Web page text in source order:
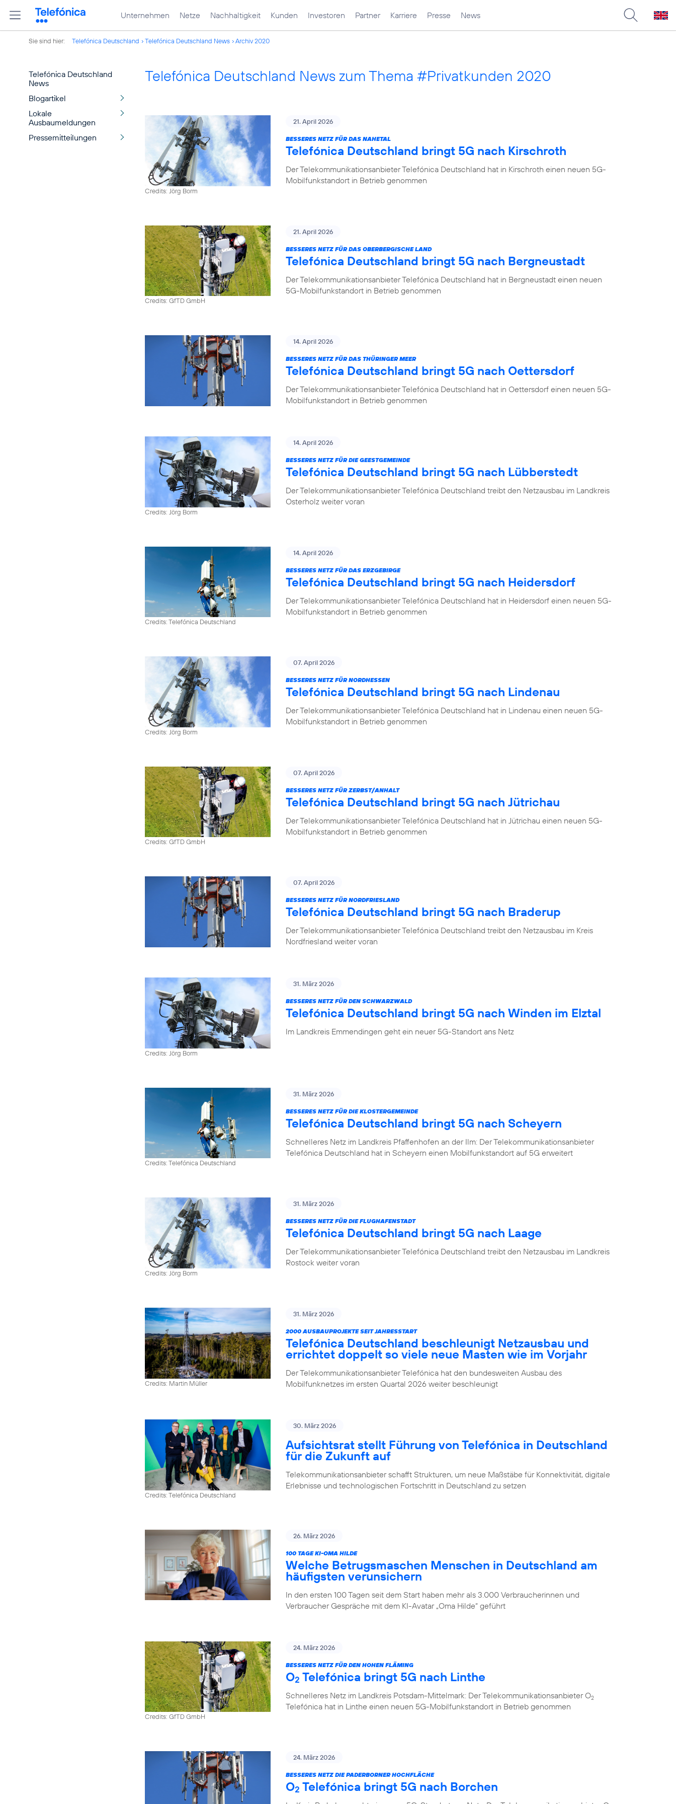
Unternehmen Netze Nachhaltigkeit Kunden Investoren Partner Karriere Presse News
Sie sind hier: Telefónica Deutschland Telefónica Deutschland News Archiv 2020
Telefónica Deutschland
News
Blogartikel
Lokale
Ausbaumeldungen
Pressemitteilungen
Telefónica Deutschland News zum Thema #Privatkunden 2020
Credits: Jörg Borm
21. April 2026
BESSERES NETZ FÜR DAS NAHETAL
Telefónica Deutschland bringt 5G nach Kirschroth
Der Telekommunikationsanbieter Telefónica Deutschland hat in Kirschroth einen neuen 5G-
Mobilfunkstandort in Betrieb genommen
Credits: GfTD GmbH
21. April 2026
BESSERES NETZ FÜR DAS OBERBERGISCHE LAND
Telefónica Deutschland bringt 5G nach Bergneustadt
Der Telekommunikationsanbieter Telefónica Deutschland hat in Bergneustadt einen neuen
5G-Mobilfunkstandort in Betrieb genommen
14. April 2026
BESSERES NETZ FÜR DAS THÜRINGER MEER
Telefónica Deutschland bringt 5G nach Oettersdorf
Der Telekommunikationsanbieter Telefónica Deutschland hat in Oettersdorf einen neuen 5G-
Mobilfunkstandort in Betrieb genommen
Credits: Jörg Borm
14. April 2026
BESSERES NETZ FÜR DIE GEESTGEMEINDE
Telefónica Deutschland bringt 5G nach Lübberstedt
Der Telekommunikationsanbieter Telefónica Deutschland treibt den Netzausbau im Landkreis
Osterholz weiter voran
Credits: Telefónica Deutschland
14. April 2026
BESSERES NETZ FÜR DAS ERZGEBIRGE
Telefónica Deutschland bringt 5G nach Heidersdorf
Der Telekommunikationsanbieter Telefónica Deutschland hat in Heidersdorf einen neuen 5G-
Mobilfunkstandort in Betrieb genommen
Credits: Jörg Borm
07. April 2026
BESSERES NETZ FÜR NORDHESSEN
Telefónica Deutschland bringt 5G nach Lindenau
Der Telekommunikationsanbieter Telefónica Deutschland hat in Lindenau einen neuen 5G-
Mobilfunkstandort in Betrieb genommen
Credits: GfTD GmbH
07. April 2026
BESSERES NETZ FÜR ZERBST/ANHALT
Telefónica Deutschland bringt 5G nach Jütrichau
Der Telekommunikationsanbieter Telefónica Deutschland hat in Jütrichau einen neuen 5G-
Mobilfunkstandort in Betrieb genommen
07. April 2026
BESSERES NETZ FÜR NORDFRIESLAND
Telefónica Deutschland bringt 5G nach Braderup
Der Telekommunikationsanbieter Telefónica Deutschland treibt den Netzausbau im Kreis
Nordfriesland weiter voran
Credits: Jörg Borm
31. März 2026
BESSERES NETZ FÜR DEN SCHWARZWALD
Telefónica Deutschland bringt 5G nach Winden im Elztal
Im Landkreis Emmendingen geht ein neuer 5G-Standort ans Netz
Credits: Telefónica Deutschland
31. März 2026
BESSERES NETZ FÜR DIE KLOSTERGEMEINDE
Telefónica Deutschland bringt 5G nach Scheyern
Schnelleres Netz im Landkreis Pfaffenhofen an der Ilm: Der Telekommunikationsanbieter
Telefónica Deutschland hat in Scheyern einen Mobilfunkstandort auf 5G erweitert
Credits: Jörg Borm
31. März 2026
BESSERES NETZ FÜR DIE FLUGHAFENSTADT
Telefónica Deutschland bringt 5G nach Laage
Der Telekommunikationsanbieter Telefónica Deutschland treibt den Netzausbau im Landkreis
Rostock weiter voran
Credits: Martin Müller
31. März 2026
2000 AUSBAUPROJEKTE SEIT JAHRESSTART
Telefónica Deutschland beschleunigt Netzausbau und
errichtet doppelt so viele neue Masten wie im Vorjahr
Der Telekommunikationsanbieter Telefónica hat den bundesweiten Ausbau des
Mobilfunknetzes im ersten Quartal 2026 weiter beschleunigt
Credits: Telefónica Deutschland
30. März 2026
Aufsichtsrat stellt Führung von Telefónica in Deutschland
für die Zukunft auf
Telekommunikationsanbieter schafft Strukturen, um neue Maßstäbe für Konnektivität, digitale
Erlebnisse und technologischen Fortschritt in Deutschland zu setzen
26. März 2026
100 TAGE KI-OMA HILDE
Welche Betrugsmaschen Menschen in Deutschland am
häufigsten verunsichern
In den ersten 100 Tagen seit dem Start haben mehr als 3.000 Verbraucherinnen und
Verbraucher Gespräche mit dem KI-Avatar „Oma Hilde“ geführt
Credits: GfTD GmbH
24. März 2026
BESSERES NETZ FÜR DEN HOHEN FLÄMING
O2 Telefónica bringt 5G nach Linthe
Schnelleres Netz im Landkreis Potsdam-Mittelmark: Der Telekommunikationsanbieter O2
Telefónica hat in Linthe einen neuen 5G-Mobilfunkstandort in Betrieb genommen
24. März 2026
BESSERES NETZ DIE PADERBORNER HOCHFLÄCHE
O2 Telefónica bringt 5G nach Borchen